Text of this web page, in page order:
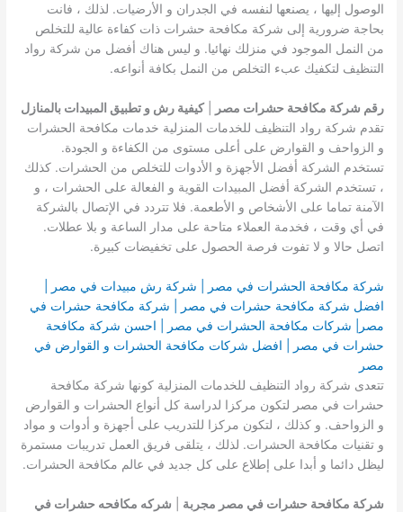
الوصول إليها ، يصنعها لنفسه في الجدران و الأرضيات. لذلك ، فانت
بحاجة ضرورية إلى شركة مكافحة حشرات ذات كفاءة عالية للتخلص
من النمل الموجود في منزلك نهائيا. و ليس هناك أفضل من شركة رواد
التنظيف لتكفيك عبء التخلص من النمل بكافة أنواعه.
رقم شركة مكافحة حشرات مصر |كيفية رش و تطبيق المبيدات بالمنازل
تقدم شركة رواد التنظيف للخدمات المنزلية خدمات مكافحة الحشرات
و الزواحف و القوارض على أعلى مستوى من الكفاءة و الجودة.
تستخدم الشركة أفضل الأجهزة و الأدوات للتخلص من الحشرات. كذلك
، تستخدم الشركة أفضل المبيدات القوية و الفعالة على الحشرات ، و
الآمنة تماما على الأشخاص و الأطعمة. فلا تتردد في الإتصال بالشركة
في أي وقت ، فخدمة العملاء متاحة على مدار الساعة و بلا عطلات.
اتصل حالا و لا تفوت فرصة الحصول على تخفيضات كبيرة.
شركة مكافحة الحشرات في مصر | شركة رش مبيدات في مصر |
افضل شركة مكافحة حشرات في مصر | شركة مكافحة حشرات في
مصر| شركات مكافحة الحشرات في مصر | احسن شركة مكافحة
حشرات في مصر | افضل شركات مكافحة الحشرات و القوارض في
مصر
تتعدى شركة رواد التنظيف للخدمات المنزلية كونها شركة مكافحة
حشرات في مصر لتكون مركزا لدراسة كل أنواع الحشرات و القوارض
و الزواحف. و كذلك ، لتكون مركزا للتدريب على أجهزة و أدوات و مواد
و تقنيات مكافحة الحشرات. لذلك ، يتلقى فريق العمل تدريبات مستمرة
ليظل دائما و أبدا على إطلاع على كل جديد في عالم مكافحة الحشرات.
شركة مكافحة حشرات في مصر مجربة
شركه مكافحه حشرات في